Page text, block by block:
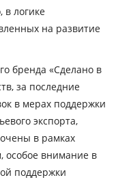
в логике
на развитие
бренда «Сделано в
за последние
в мерах поддержки
экспорта,
в рамках
особое внимание в
поддержки